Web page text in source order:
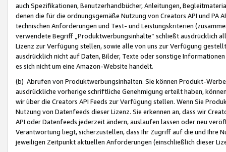
auch Spezifikationen, Benutzerhandbücher, Anleitungen,
denen die für die ordnungsgemäße Nutzung von Creators API und PA
technischen Anforderungen und Test- und Leistungskriterien
verwendete Begriff „Produktwerbungsinhalte“ schließt ausdrücklich
Lizenz zur Verfügung stellen, sowie alle von uns zur Verfügung
ausdrücklich nicht auf Daten, Bilder, Texte oder sonstige
es sich nicht um eine Amazon-Website handelt.
(b) Abrufen von Produktwerbungsinhalten. Sie können Produkt-
ausdrückliche vorherige schriftliche Genehmigung erteilt haben,
wir über die Creators API Feeds zur Verfügung stellen. Wenn Sie
Nutzung von Datenfeeds dieser Lizenz. Sie erkennen an, dass wir
API oder Datenfeeds jederzeit ändern, auslaufen lassen oder neu
Verantwortung liegt, sicherzustellen, dass Ihr Zugriff auf die und Ihre
jeweiligen Zeitpunkt aktuellen Anforderungen (einschließlich dieser